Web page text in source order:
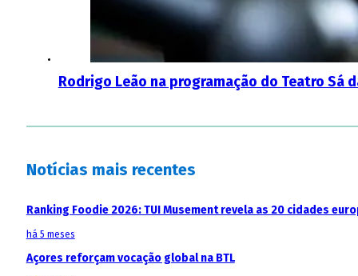
Rodrigo Leão na programação do Teatro Sá
Notícias mais recentes
Ranking Foodie 2026: TUI Musement revela as 20 cidades
há 5 meses
Açores reforçam vocação global na BTL